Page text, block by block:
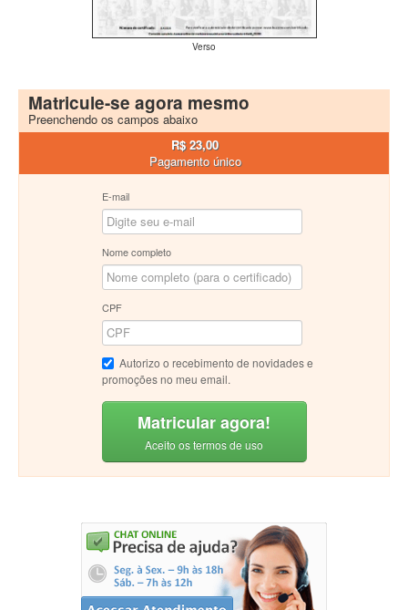
Verso
Matricule-se agora mesmo
Preenchendo os campos abaixo
R$ 23,00
Pagamento único
E-mail
Nome completo
CPF
Autorizo o recebimento de novidades e
promoções no meu email.
Matricular agora!
Aceito os termos de uso